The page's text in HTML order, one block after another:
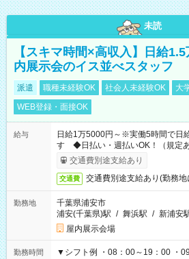
未読
【スキマ時間×高収入】日給
内展示会のイス並べスタッフ
派遣 職種未経験OK 社会人未経験OK 大
WEB登録・面接OK
給与
日給1万5000円～※実働5時間で日
す ◆日払い・週払いOK！（規定
も異なります
交通費別途支給あり
交通費 交通費別途支給あり(勤務
勤務地
千葉県浦安市
浦安(千葉県)駅 / 舞浜駅 / 新浦安
屋内展示会場
勤務時間
▼シフト例 ・08：00～19：00 ・